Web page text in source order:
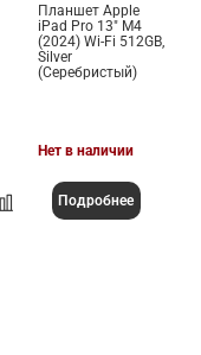
Планшет Apple
iPad Pro 13" M4
(2024) Wi-Fi 512GB,
Silver
(Серебристый)
Нет в наличии
Подробнее